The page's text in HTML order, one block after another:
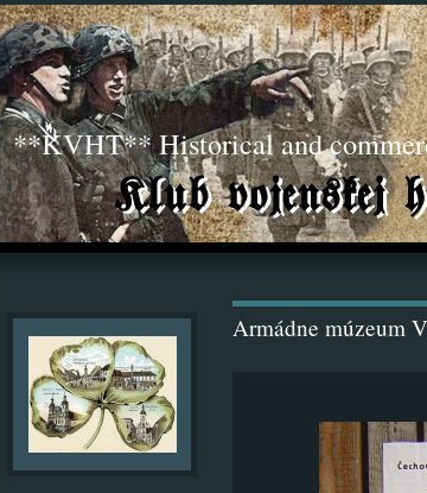
**KVHT** Historical and
Armádne múzeum